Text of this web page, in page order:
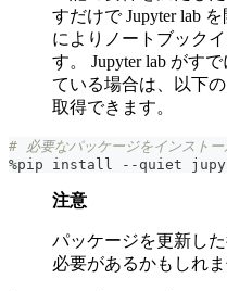
すだけで Jupyter lab
によりノートブック
す。 Jupyter lab がす
ている場合は、以下
取得できます。
# 必要なパッケージをインストー
%pip install - - quiet
注意
パッケージを更新し
必要があるかもしれま